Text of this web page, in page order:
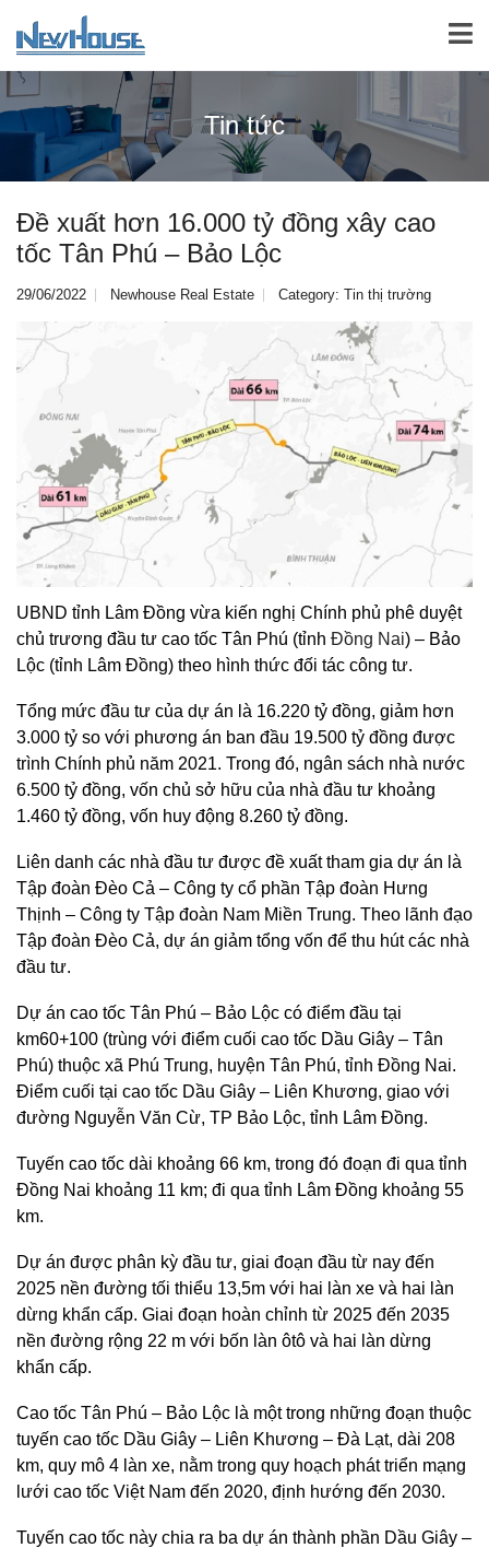
Tin tức
Đề xuất hơn 16.000 tỷ đồng xây cao
tốc Tân Phú – Bảo Lộc
29/06/2022 Newhouse Real Estate Category: Tin thị trường
UBND tỉnh Lâm Đồng vừa kiến nghị Chính phủ phê duyệt
chủ trương đầu tư cao tốc Tân Phú (tỉnh Đồng Nai) – Bảo
Lộc (tỉnh Lâm Đồng) theo hình thức đối tác công tư.
Tổng mức đầu tư của dự án là 16.220 tỷ đồng, giảm hơn
3.000 tỷ so với phương án ban đầu 19.500 tỷ đồng được
trình Chính phủ năm 2021. Trong đó, ngân sách nhà nước
6.500 tỷ đồng, vốn chủ sở hữu của nhà đầu tư khoảng
1.460 tỷ đồng, vốn huy động 8.260 tỷ đồng.
Liên danh các nhà đầu tư được đề xuất tham gia dự án là
Tập đoàn Đèo Cả – Công ty cổ phần Tập đoàn Hưng
Thịnh – Công ty Tập đoàn Nam Miền Trung. Theo lãnh đạo
Tập đoàn Đèo Cả, dự án giảm tổng vốn để thu hút các nhà
đầu tư.
Dự án cao tốc Tân Phú – Bảo Lộc có điểm đầu tại
km60+100 (trùng với điểm cuối cao tốc Dầu Giây – Tân
Phú) thuộc xã Phú Trung, huyện Tân Phú, tỉnh Đồng Nai.
Điểm cuối tại cao tốc Dầu Giây – Liên Khương, giao với
đường Nguyễn Văn Cừ, TP Bảo Lộc, tỉnh Lâm Đồng.
Tuyến cao tốc dài khoảng 66 km, trong đó đoạn đi qua tỉnh
Đồng Nai khoảng 11 km; đi qua tỉnh Lâm Đồng khoảng 55
km.
Dự án được phân kỳ đầu tư, giai đoạn đầu từ nay đến
2025 nền đường tối thiểu 13,5m với hai làn xe và hai làn
dừng khẩn cấp. Giai đoạn hoàn chỉnh từ 2025 đến 2035
nền đường rộng 22 m với bốn làn ôtô và hai làn dừng
khẩn cấp.
Cao tốc Tân Phú – Bảo Lộc là một trong những đoạn thuộc
tuyến cao tốc Dầu Giây – Liên Khương – Đà Lạt, dài 208
km, quy mô 4 làn xe, nằm trong quy hoạch phát triển mạng
lưới cao tốc Việt Nam đến 2020, định hướng đến 2030.
Tuyến cao tốc này chia ra ba dự án thành phần Dầu Giây –